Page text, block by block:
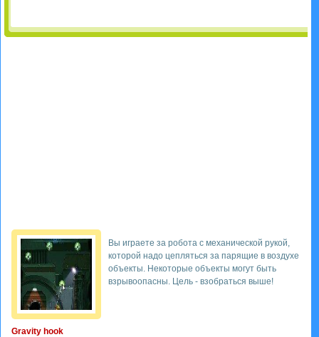
Gravity hook
Вы играете за робота с механической рукой,
которой надо цепляться за парящие в воздухе
объекты. Некоторые объекты могут быть
взрывоопасны. Цель - взобраться выше!